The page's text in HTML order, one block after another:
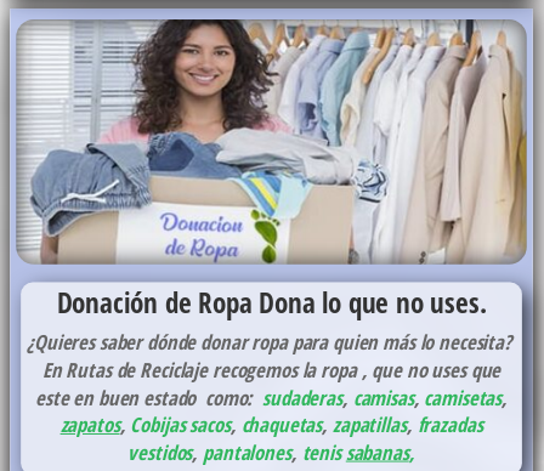
Donación de Ropa Dona lo que no uses.
¿Quieres saber dónde donar ropa para quien más lo necesita?
En Rutas de Reciclaje recogemos la ropa , que no uses que
este en buen estado como: sudaderas, camisas, camisetas,
zapatos, Cobijassacos, chaquetas, zapatillas, frazadas
vestidos, pantalones, tenissabanas,